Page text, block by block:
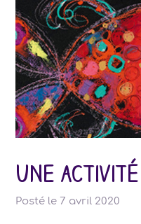
Une
Posté le 7 avril 2020